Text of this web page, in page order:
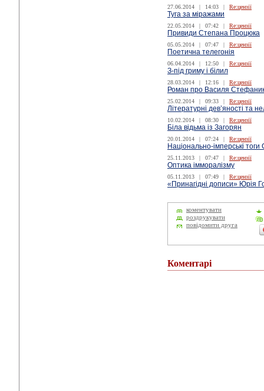
27.06.2014 | 14:03 | Re:цензії
Туга за міражами
22.05.2014 | 07:42 | Re:цензії
Привиди Степана Процюка
05.05.2014 | 07:47 | Re:цензії
Поетична телегонія
06.04.2014 | 12:50 | Re:цензії
З-під гриму і білил
28.03.2014 | 12:16 | Re:цензії
Роман про Василя
25.02.2014 | 09:33 | Re:цензії
Літературні дев’яності та
10.02.2014 | 08:30 | Re:цензії
Біла відьма із Загорян
20.01.2014 | 07:24 | Re:цензії
Національно-імперські
25.11.2013 | 07:47 | Re:цензії
Оптика імморалізму
05.11.2013 | 07:49 | Re:цензії
«Принагідні дописи» Юрія
коментувати
роздрукувати
повідомити друга
Коментарі